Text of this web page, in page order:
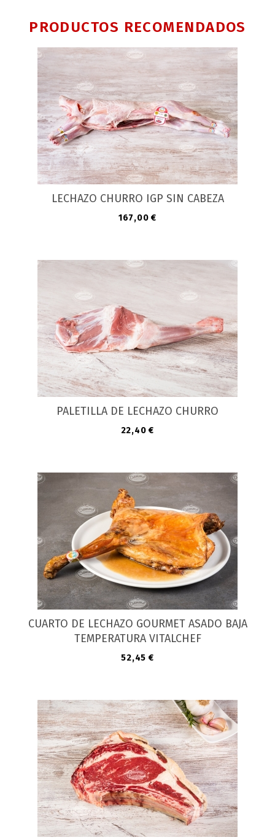
PRODUCTOS RECOMENDADOS
LECHAZO CHURRO IGP SIN CABEZA
Precio
167,00 €
PALETILLA DE LECHAZO CHURRO
Precio
22,40 €
CUARTO DE LECHAZO GOURMET ASADO BAJA
TEMPERATURA VITALCHEF
Precio
52,45 €